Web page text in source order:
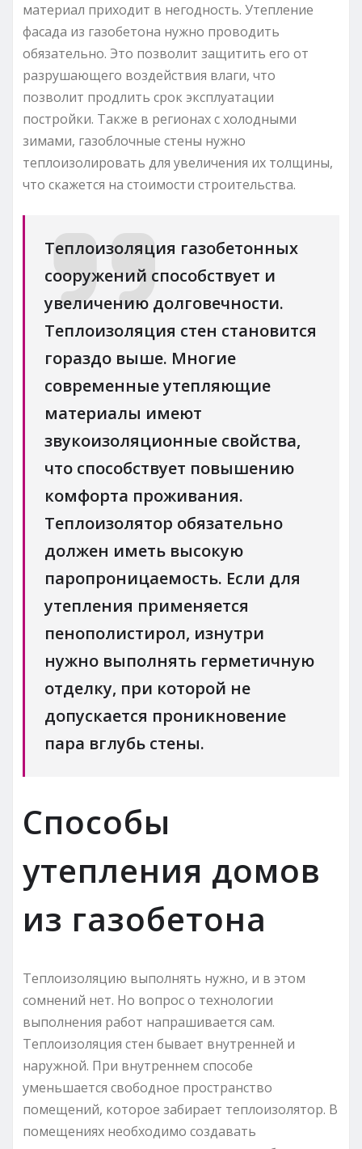
материал приходит в негодность. Утепление
фасада из газобетона нужно проводить
обязательно. Это позволит защитить его от
разрушающего воздействия влаги, что
позволит продлить срок эксплуатации
постройки. Также в регионах с холодными
зимами, газоблочные стены нужно
теплоизолировать для увеличения их толщины,
что скажется на стоимости строительства.
Теплоизоляция газобетонных
сооружений способствует и
увеличению долговечности.
Теплоизоляция стен становится
гораздо выше. Многие
современные утепляющие
материалы имеют
звукоизоляционные свойства,
что способствует повышению
комфорта проживания.
Теплоизолятор обязательно
должен иметь высокую
паропроницаемость. Если для
утепления применяется
пенополистирол, изнутри
нужно выполнять герметичную
отделку, при которой не
допускается проникновение
пара вглубь стены.
Способы
утепления домов
из газобетона
Теплоизоляцию выполнять нужно, и в этом
сомнений нет. Но вопрос о технологии
выполнения работ напрашивается сам.
Теплоизоляция стен бывает внутренней и
наружной. При внутреннем способе
уменьшается свободное пространство
помещений, которое забирает теплоизолятор. В
помещениях необходимо создавать